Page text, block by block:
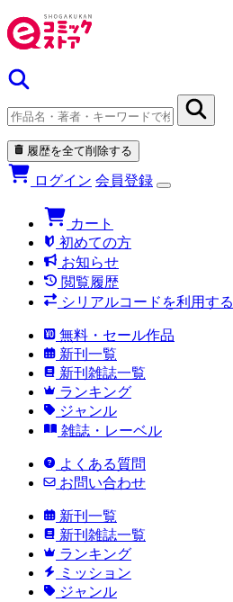
履歴を全て削除する
ログイン 会員登録
カート
初めての方
お知らせ
閲覧履歴
シリアルコードを利用する
無料・セール作品
新刊一覧
新刊雑誌一覧
ランキング
ジャンル
雑誌・レーベル
よくある質問
お問い合わせ
新刊一覧
新刊雑誌一覧
ランキング
ミッション
ジャンル